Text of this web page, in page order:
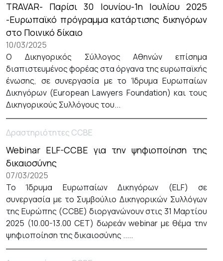
TRAVAR- Παρίσι 30 Ιουνίου-1η Ιουλίου 2025
-Ευρωπαϊκό πρόγραμμα κατάρτισης δικηγόρων
στο Ποινικό δίκαιο
10/03/2025
Ο Δικηγορικός Σύλλογος Αθηνών επίσημα
διαπιστευμένος φορέας στα όργανα της ευρωπαϊκής
ένωσης, σε συνεργασία με το Ίδρυμα Ευρωπαίων
Δικηγόρων (European Lawyers Foundation) και τους
Δικηγορικούς Συλλόγους του...
Δραστηριότητες CCBE
Webinar ELF-CCBE για την ψηφιοποίηση της
δικαιοσύνης
07/03/2025
Το Ίδρυμα Ευρωπαίων Δικηγόρων (ELF) σε
συνεργασία με το Συμβούλιο Δικηγορικών Συλλόγων
της Ευρώπης (CCBE) διοργανώνουν στις 31 Μαρτίου
2025 (10.00-13.00 CET) δωρεάν webinar με θέμα την
ψηφιοποίηση της δικαιοσύνης .....